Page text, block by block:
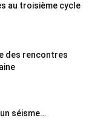
au troisième cycle
des rencontres
séisme…